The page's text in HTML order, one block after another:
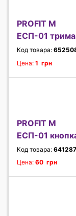
PROFIT M
ЕСП-01
Код товара:
Цена: 1 грн
PROFIT M
ЕСП-01
Код товара:
Цена: 60 грн